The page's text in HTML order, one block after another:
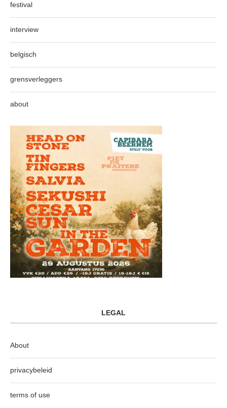
festival
interview
belgisch
grensverleggers
about
LEGAL
About
privacybeleid
terms of use